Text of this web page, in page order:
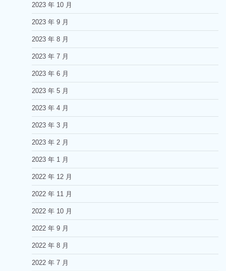
2023 年 10 月
2023 年 9 月
2023 年 8 月
2023 年 7 月
2023 年 6 月
2023 年 5 月
2023 年 4 月
2023 年 3 月
2023 年 2 月
2023 年 1 月
2022 年 12 月
2022 年 11 月
2022 年 10 月
2022 年 9 月
2022 年 8 月
2022 年 7 月